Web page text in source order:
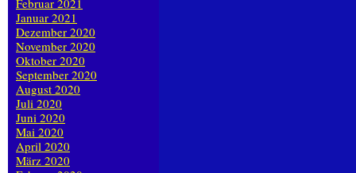
Februar 2021
Januar 2021
Dezember 2020
November 2020
Oktober 2020
September 2020
August 2020
Juli 2020
Juni 2020
Mai 2020
April 2020
März 2020